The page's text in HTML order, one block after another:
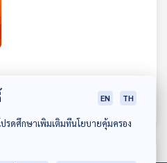
EN TH
ปรดศึกษาเพิ่มเติมที่นโยบายคุ้มครอง